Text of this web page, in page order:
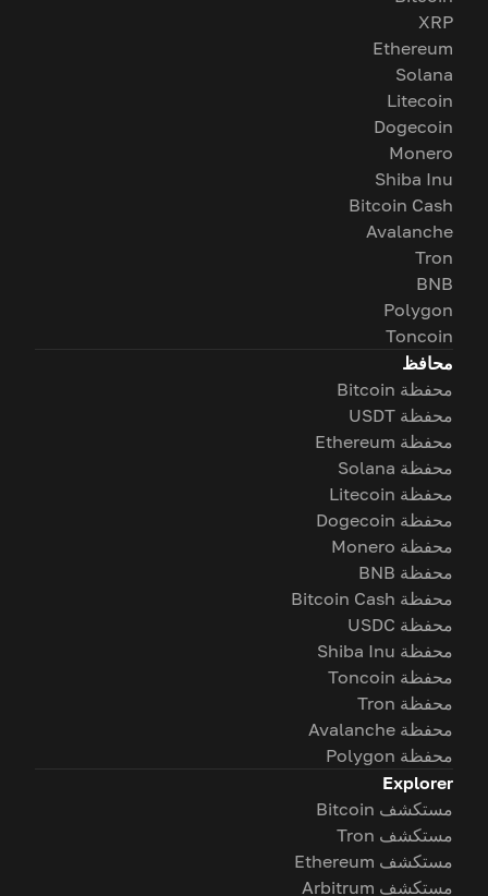
XRP
Ethereum
Solana
Litecoin
Dogecoin
Monero
Shiba Inu
Bitcoin Cash
Avalanche
Tron
BNB
Polygon
Toncoin
محافظ
محفظة Bitcoin
محفظة USDT
محفظة Ethereum
محفظة Solana
محفظة Litecoin
محفظة Dogecoin
محفظة Monero
محفظة BNB
محفظة Bitcoin Cash
محفظة USDC
محفظة Shiba Inu
محفظة Toncoin
محفظة Tron
محفظة Avalanche
محفظة Polygon
Explorer
مستكشف Bitcoin
مستكشف Tron
مستكشف Ethereum
مستكشف Arbitrum